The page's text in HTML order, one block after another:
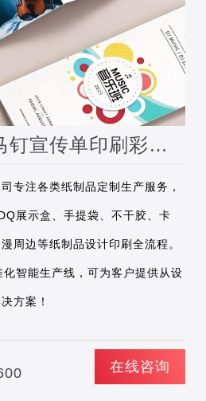
彩色说明书骑马钉宣传单印刷彩页DM单页折页黑白
专注各类纸制品定制生产服务，
展示盒、手提袋、不干胶、卡
周边等纸制品设计印刷全流程。
智能生产线，可为客户提供从设
方案！
在线咨询